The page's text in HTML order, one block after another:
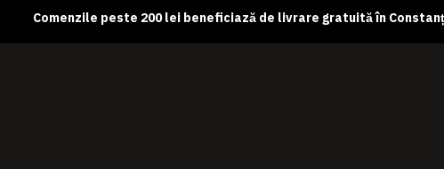
Comenzile peste 200 lei beneficiază de livrare gratuită în